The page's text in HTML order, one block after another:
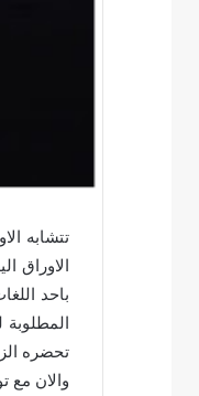
تتشابه
الاوراق
باحد
تحضره
والان مع